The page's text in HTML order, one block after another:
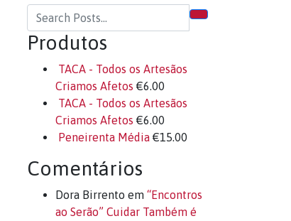
Produtos
TACA - Todos os Artesãos
Criamos Afetos €6.00
TACA - Todos os Artesãos
Criamos Afetos €6.00
Peneirenta Média €15.00
Comentários
Dora Birrento em “Encontros
ao Serão” Cuidar Também é